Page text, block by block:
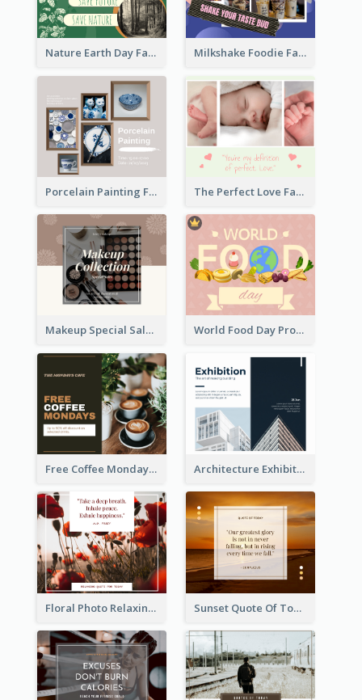
Nature Earth Day Facebook Post Milkshake Foodie Facebook Post
Porcelain Painting Facebook Post The Perfect Love Facebook Post
Makeup Special Sale Facebook Post World Food Day Promote Facebook Post
Free Coffee Mondays Cafe Facebook Post Architecture Exhibition Facebook Post
Floral Photo Relaxing Quote Facebook Post Sunset Quote Of Today Facebook Post